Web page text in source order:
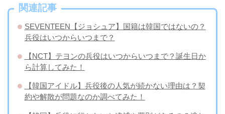
関連記事
SEVENTEEN【ジョシュア】国籍は韓国ではないの？
兵役はいつからいつまで？
【NCT】テヨンの兵役はいつからいつまで？誕生日か
ら計算してみた！
【韓国アイドル】兵役後の人気が続かない理由は？契
約や解散が問題なのか調べてみた！